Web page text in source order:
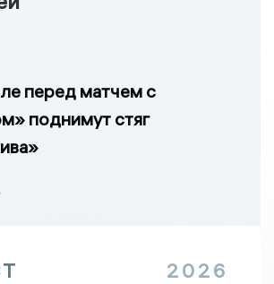
перед матчем с
поднимут стяг
2026